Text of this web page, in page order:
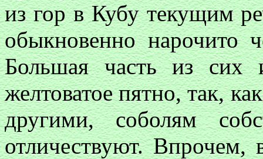
из гор в Кубу текущим
обыкновенно нарочито
Большая часть из
желтоватое пятно, так,
другими, соболям
отличествуют. Впрочем,